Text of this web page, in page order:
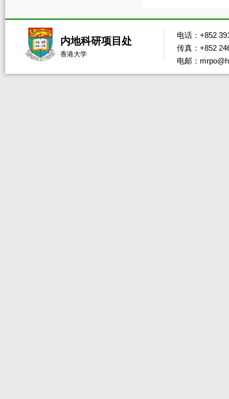
内地科研项目处
香港大学
电话：+852
传真：+852
电邮：